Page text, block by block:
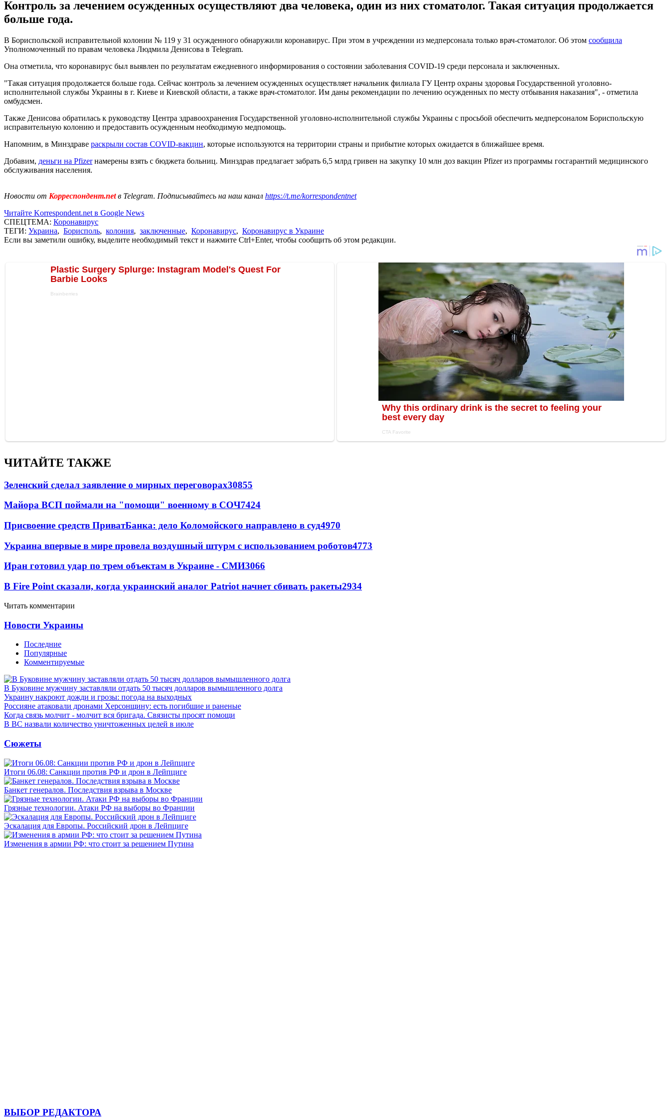
Контроль за лечением осужденных осуществляют два человека, один из них стоматолог. Такая ситуация продолжается
больше года.
В Бориспольской исправительной колонии № 119 у 31 осужденного обнаружили коронавирус. При этом в учреждении из медперсонала только врач-стоматолог. Об этом сообщила
Уполномоченный по правам человека Людмила Денисова в Telegram.
Она отметила, что коронавирус был выявлен по результатам ежедневного информирования о состоянии заболевания COVID-19 среди персонала и заключенных.
"Такая ситуация продолжается больше года. Сейчас контроль за лечением осужденных осуществляет начальник филиала ГУ Центр охраны здоровья Государственной уголовно-
исполнительной службы Украины в г. Киеве и Киевской области, а также врач-стоматолог. Им даны рекомендации по лечению осужденных по месту отбывания наказания", - отметила
омбудсмен.
Также Денисова обратилась к руководству Центра здравоохранения Государственной уголовно-исполнительной службы Украины с просьбой обеспечить медперсоналом Бориспольскую
исправительную колонию и предоставить осужденным необходимую медпомощь.
Напомним, в Минздраве раскрыли состав COVID-вакцин, которые используются на территории страны и прибытие которых ожидается в ближайшее время.
Добавим, деньги на Pfizerнамерены взять с бюджета больниц. Минздрав предлагает забрать 6,5 млрд гривен на закупку 10 млн доз вакцин Pfizer из программы госгарантий медицинского
обслуживания населения.
Новости от Корреспондент.netв Telegram. Подписывайтесь на наш канал https://t.me/korrespondentnet
Читайте Korrespondent.net в Google News
СПЕЦТЕМА: Коронавирус
ТЕГИ: Украина, Борисполь, колония, заключенные, Коронавирус, Коронавирус в Украине
Если вы заметили ошибку, выделите необходимый текст и нажмите Ctrl+Enter, чтобы сообщить об этом редакции.
ЧИТАЙТЕ ТАКЖЕ
Зеленский сделал заявление о мирных переговорах30855
Майора ВСП поймали на "помощи" военному в СОЧ7424
Присвоение средств ПриватБанка: дело Коломойского направлено в суд4970
Украина впервые в мире провела воздушный штурм с использованием роботов4773
Иран готовил удар по трем объектам в Украине - СМИ3066
В Fire Point сказали, когда украинский аналог Patriot начнет сбивать ракеты2934
Читать комментарии
Новости Украины
Последние
Популярные
Комментируемые
В Буковине мужчину заставляли отдать 50 тысяч долларов вымышленного долга
Украину накроют дожди и грозы: погода на выходных
Россияне атаковали дронами Херсонщину: есть погибшие и раненые
Когда связь молчит - молчит вся бригада. Связисты просят помощи
В ВС назвали количество уничтоженных целей в июле
Сюжеты
Итоги 06.08: Санкции против РФ и дрон в Лейпциге
Банкет генералов. Последствия взрыва в Москве
Грязные технологии. Атаки РФ на выборы во Франции
Эскалация для Европы. Российский дрон в Лейпциге
Изменения в армии РФ: что стоит за решением Путина
ВЫБОР РЕДАКТОРА